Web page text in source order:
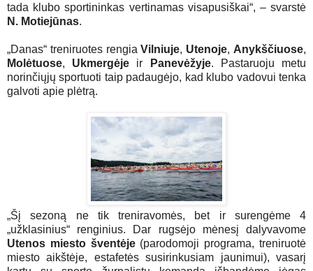
tada klubo sportininkas vertinamas visapusiškai“, – svarstė
N. Motiejūnas.
„Danas“ treniruotes rengiaVilniuje, Utenoje, Anykščiuose,
Molėtuose, Ukmergėje ir Panevėžyje. Pastaruoju metu
norinčiųjų sportuoti taip padaugėjo, kad klubo vadovui tenka
galvoti apie plėtrą.
„Šį sezoną ne tik treniravomės, bet ir surengėme 4
„užklasinius“ renginius. Dar rugsėjo mėnesį dalyvavome
Utenos miesto šventėje(parodomoji programa, treniruotė
miesto aikštėje, estafetės susirinkusiam jaunimui), vasarį